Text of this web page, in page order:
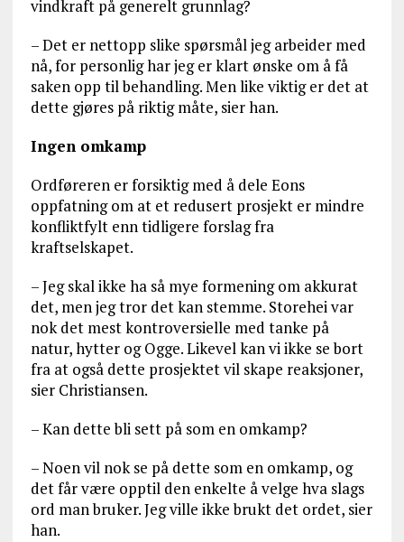
vindkraft på generelt grunnlag?
– Det er nettopp slike spørsmål jeg arbeider med
nå, for personlig har jeg er klart ønske om å få
saken opp til behandling. Men like viktig er det at
dette gjøres på riktig måte, sier han.
Ingen omkamp
Ordføreren er forsiktig med å dele Eons
oppfatning om at et redusert prosjekt er mindre
konfliktfylt enn tidligere forslag fra
kraftselskapet.
– Jeg skal ikke ha så mye formening om akkurat
det, men jeg tror det kan stemme. Storehei var
nok det mest kontroversielle med tanke på
natur, hytter og Ogge. Likevel kan vi ikke se bort
fra at også dette prosjektet vil skape reaksjoner,
sier Christiansen.
– Kan dette bli sett på som en omkamp?
– Noen vil nok se på dette som en omkamp, og
det får være opptil den enkelte å velge hva slags
ord man bruker. Jeg ville ikke brukt det ordet, sier
han.